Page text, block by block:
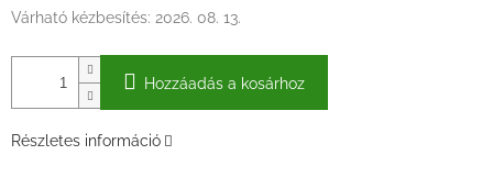
Várható kézbesítés: 2026. 08. 13.
Hozzáadás a kosárhoz
Részletes információ